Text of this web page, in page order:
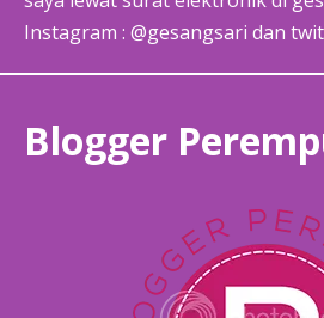
Instagram : @gesangsari dan
Blogger